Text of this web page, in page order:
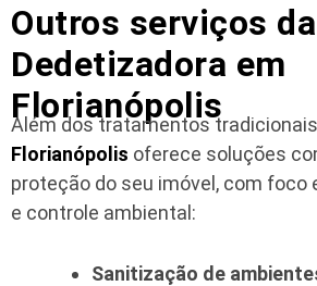
Outros serviços da
Dedetizadora em
Florianópolis
Além dos tratamentos
Florianópolis oferece soluções
proteção do seu imóvel, com foco
e controle ambiental:
Sanitização de